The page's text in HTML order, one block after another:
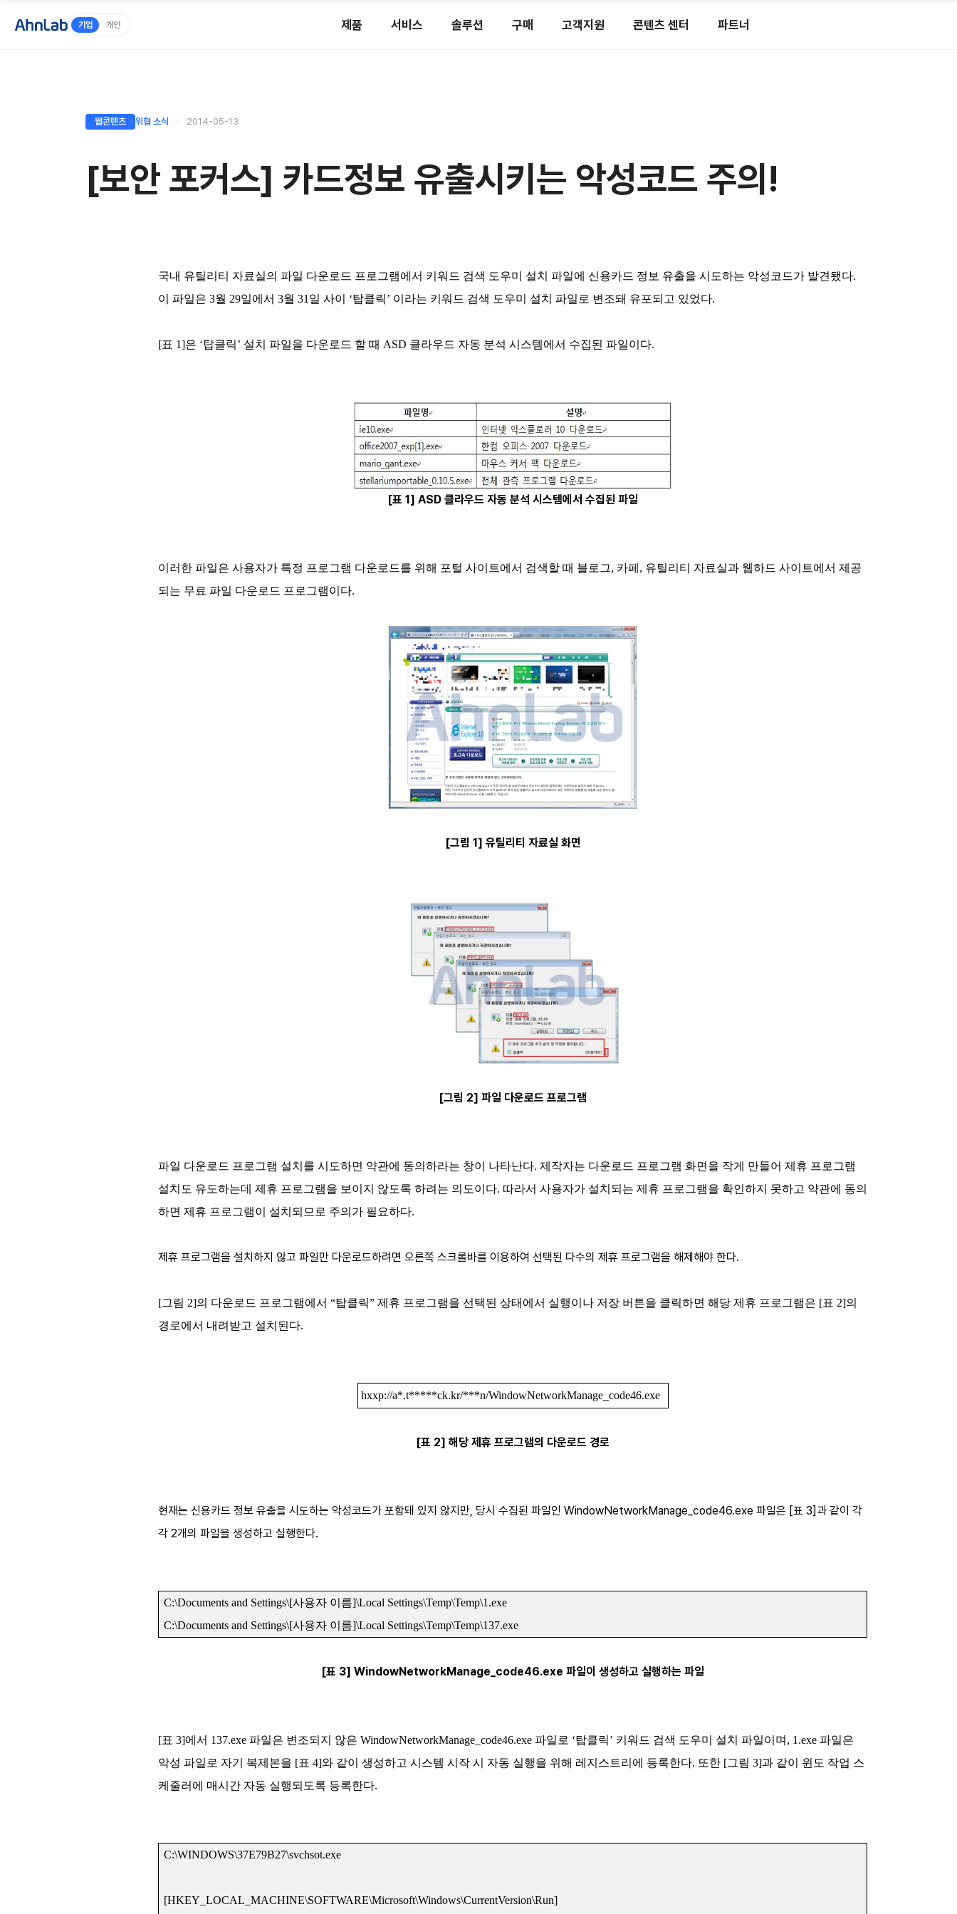
기업 개인 제품 서비스 솔루션 구매 고객지원 콘텐츠 센터 파트너
웹콘텐츠 위협 소식 2014-05-13
[보안 포커스] 카드정보 유출시키는 악성코드 주의!
국내 유틸리티 자료실의 파일 다운로드 프로그램에서 키워드 검색 도우미 설치 파일에 신용카드 정보 유출을 시도하는 악성코드가 발견됐다.
이 파일은 3월 29일에서 3월 31일 사이 ‘탑클릭’ 이라는 키워드 검색 도우미 설치 파일로 변조돼 유포되고 있었다.
[표 1]은 ‘탑클릭’ 설치 파일을 다운로드 할 때 ASD 클라우드 자동 분석 시스템에서 수집된 파일이다.
[표 1] ASD 클라우드 자동 분석 시스템에서 수집된 파일
이러한 파일은 사용자가 특정 프로그램 다운로드를 위해 포털 사이트에서 검색할 때 블로그, 카페, 유틸리티 자료실과 웹하드 사이트에서 제공
되는 무료 파일 다운로드 프로그램이다.
[그림 1] 유틸리티 자료실 화면
[그림 2] 파일 다운로드 프로그램
파일 다운로드 프로그램 설치를 시도하면 약관에 동의하라는 창이 나타난다. 제작자는 다운로드 프로그램 화면을 작게 만들어 제휴 프로그램
설치도 유도하는데 제휴 프로그램을 보이지 않도록 하려는 의도이다. 따라서 사용자가 설치되는 제휴 프로그램을 확인하지 못하고 약관에 동의
하면 제휴 프로그램이 설치되므로 주의가 필요하다.
제휴 프로그램을 설치하지 않고 파일만 다운로드하려면 오른쪽 스크롤바를 이용하여 선택된 다수의 제휴 프로그램을 해제해야 한다.
[그림 2]의 다운로드 프로그램에서 “탑클릭” 제휴 프로그램을 선택된 상태에서 실행이나 저장 버튼을 클릭하면 해당 제휴 프로그램은 [표 2]의
경로에서 내려받고 설치된다.
hxxp://a*.t*****ck.kr/***n/WindowNetworkManage_code46.exe
[표 2] 해당 제휴 프로그램의 다운로드 경로
현재는 신용카드 정보 유출을 시도하는 악성코드가 포함돼 있지 않지만, 당시 수집된 파일인 WindowNetworkManage_code46.exe 파일은 [표 3]과 같이 각
각 2개의 파일을 생성하고 실행한다.
C:\Documents and Settings\[사용자 이름]\Local Settings\Temp\Temp\1.exe
C:\Documents and Settings\[사용자 이름]\Local Settings\Temp\Temp\137.exe
[표 3] WindowNetworkManage_code46.exe 파일이 생성하고 실행하는 파일
[표 3]에서 137.exe 파일은 변조되지 않은 WindowNetworkManage_code46.exe 파일로 ‘탑클릭’ 키워드 검색 도우미 설치 파일이며, 1.exe 파일은
악성 파일로 자기 복제본을 [표 4]와 같이 생성하고 시스템 시작 시 자동 실행을 위해 레지스트리에 등록한다. 또한 [그림 3]과 같이 윈도 작업 스
케줄러에 매시간 자동 실행되도록 등록한다.
C:\WINDOWS\37E79B27\svchsot.exe
[HKEY_LOCAL_MACHINE\SOFTWARE\Microsoft\Windows\CurrentVersion\Run]